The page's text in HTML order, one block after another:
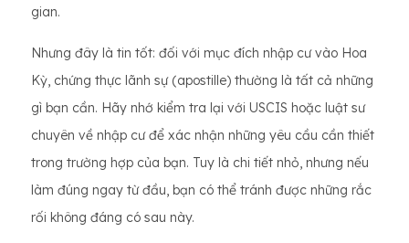
gian.
Nhưng đây là tin tốt: đối với mục đích nhập cư vào Hoa
Kỳ, chứng thực lãnh sự (apostille) thường là tất cả những
gì bạn cần. Hãy nhớ kiểm tra lại với USCIS hoặc luật sư
chuyên về nhập cư để xác nhận những yêu cầu cần thiết
trong trường hợp của bạn. Tuy là chi tiết nhỏ, nhưng nếu
làm đúng ngay từ đầu, bạn có thể tránh được những rắc
rối không đáng có sau này.